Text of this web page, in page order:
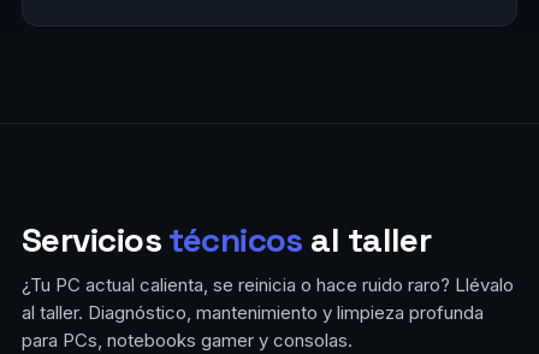
Serviciostécnicos al taller
¿Tu PC actual calienta, se reinicia o hace ruido raro? Llévalo
al taller. Diagnóstico, mantenimiento y limpieza profunda
para PCs, notebooks gamer y consolas.